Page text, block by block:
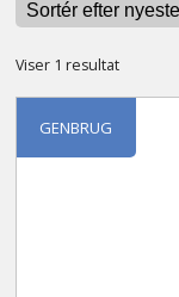
Kontakt
Viser 1 resultat
GENBRUG